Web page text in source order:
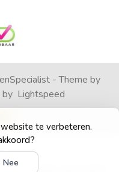
te verbeteren.
Nee
- Theme by
Lightspeed